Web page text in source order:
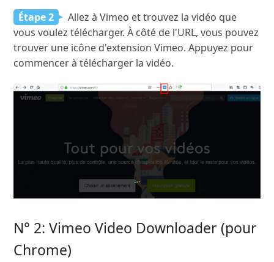
Étape 2
Allez à Vimeo et trouvez la vidéo que
vous voulez télécharger. À côté de l'URL, vous pouvez
trouver une icône d'extension Vimeo. Appuyez pour
commencer à télécharger la vidéo.
N° 2: Vimeo Video Downloader (pour
Chrome)